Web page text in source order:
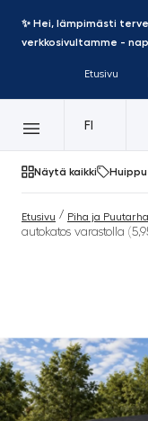
✨ Hei, lämpimästi
verkkosivultamme -
Etusivu
FI
Näytä kaikki
Etusivu / Piha ja Puutarha
autokatos varastolla